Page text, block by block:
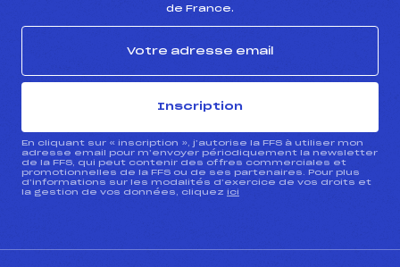
de France.
Inscription
En cliquant sur « inscription », j’autorise la FFS à utiliser mon
adresse email pour m’envoyer périodiquement la newsletter
de la FFS, qui peut contenir des offres commerciales et
promotionnelles de la FFS ou de ses partenaires. Pour plus
d’informations sur les modalités d’exercice de vos droits et
la gestion de vos données, cliquez ici